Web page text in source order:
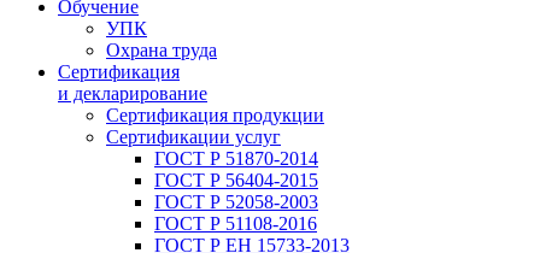
Обучение
УПК
Охрана труда
Сертификация
и декларирование
Сертификация продукции
Сертификации услуг
ГОСТ Р 51870-2014
ГОСТ Р 56404-2015
ГОСТ Р 52058-2003
ГОСТ Р 51108-2016
ГОСТ Р ЕН 15733-2013